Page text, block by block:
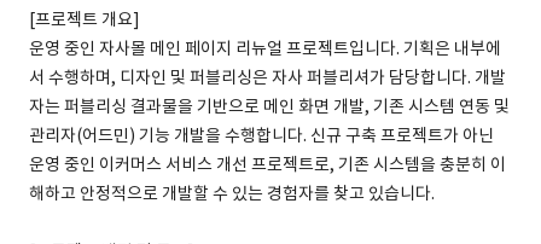
[프로젝트 개요]
운영 중인 자사몰 메인 페이지 리뉴얼 프로젝트입니다. 기획은 내부에
서 수행하며, 디자인 및 퍼블리싱은 자사 퍼블리셔가 담당합니다. 개발
자는 퍼블리싱 결과물을 기반으로 메인 화면 개발, 기존 시스템 연동 및
관리자(어드민) 기능 개발을 수행합니다. 신규 구축 프로젝트가 아닌
운영 중인 이커머스 서비스 개선 프로젝트로, 기존 시스템을 충분히 이
해하고 안정적으로 개발할 수 있는 경험자를 찾고 있습니다.